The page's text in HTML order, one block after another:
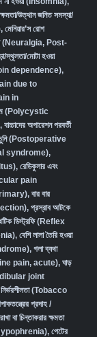
উত্থান জনিত সমস্যা/
মেনিয়ার’স রোগ
(Neuralgia, Post-
স্থূলতা/মোটা হওয়া
dependence),
(Pain due to
in
(Polycystic
, বাচ্চাদের অপারেশন পরবর্তী
(Postoperative
syndrome),
, রেডিকুলার এবং
pain
, বার বার
, প্রস্রাব আটকে
ডিস্ট্রফি (Reflex
বেশি লালা তৈরি হওয়া
, গলা ব্যথা
pain, acute), ঘাড়
joint
নির্ভরশীলতা (Tobacco
প্রদাহ /
বা চিন্তাকরার ক্ষমতা
, পেটের